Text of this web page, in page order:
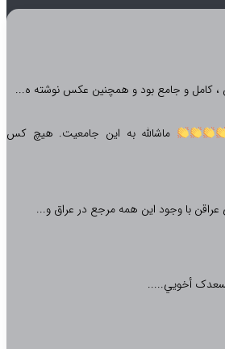
، کامل و جامع بود و همچنین عکس نوشته ه...
ماشالله به این جامعیت. هیچ کس
عراقن با وجود این همه مرجع در عراق و...
أخويي.....